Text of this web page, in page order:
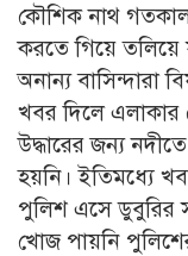
কৌশিক নাথ গতকাল
করতে গিয়ে তলিয়ে
অনান্য বাসিন্দারা
খবর দিলে এলাকার
উদ্ধারের জন্য
হয়নি। ইতিমধ্যে
পুলিশ এসে ডুবুরির
খোজ পায়নি